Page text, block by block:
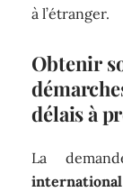
à l’étranger.
Obtenir
délais à
La
international